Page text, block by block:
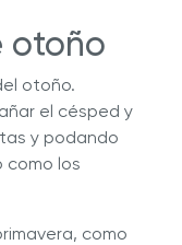
otoño
otoño.
el césped y
y podando
como los
como